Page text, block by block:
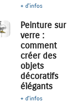
+ d'infos
Peinture sur
verre :
comment
créer des
objets
décoratifs
élégants
+ d'infos